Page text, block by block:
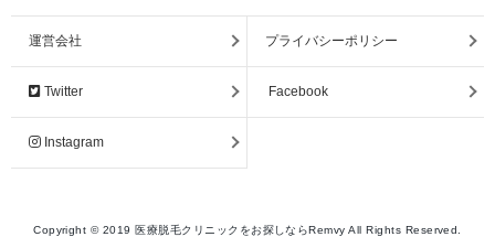
運営会社 プライバシーポリシー
Twitter Facebook
Instagram
Copyright © 2019 医療脱毛クリニックをお探しならRemvy All Rights Reserved.